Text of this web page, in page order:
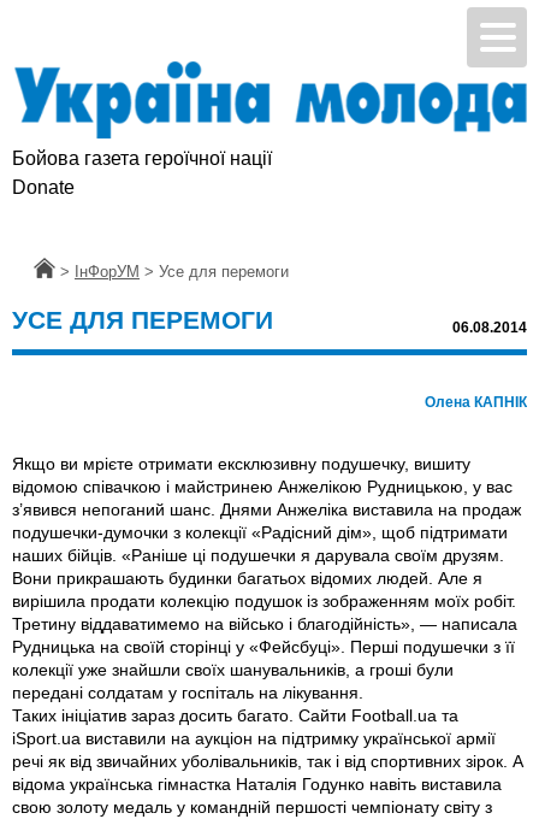
Бойова газета героїчної нації
Donate
Головна
> ІнФорУМ > Усе для перемоги
УСЕ ДЛЯ ПЕРЕМОГИ 06.08.2014
Олена КАПНІК
Якщо ви мрієте отримати ексклюзивну подушечку, вишиту
відомою співачкою і майстринею Анжелікою Рудницькою, у вас
з’явився непоганий шанс. Днями Анжеліка виставила на продаж
подушечки-думочки з колекції «Радісний дім», щоб підтримати
наших бійців. «Раніше ці подушечки я дарувала своїм друзям.
Вони прикрашають будинки багатьох відомих людей. Але я
вирішила продати колекцію подушок із зображенням моїх робіт.
Третину віддаватимемо на військо і благодійність», — написала
Рудницька на своїй сторiнцi у «Фейсбуці». Перші подушечки з її
колекції уже знайшли своїх шанувальників, а гроші були
передані солдатам у госпіталь на лікування.
Таких ініціатив зараз досить багато. Сайти Football.ua та
iSport.ua виставили на аукціон на підтримку української армії
речі як від звичайних уболівальників, так і вiд спортивних зірок. А
відома українська гімнастка Наталія Годунко навіть виставила
свою золоту медаль у командній першості чемпіонату світу з